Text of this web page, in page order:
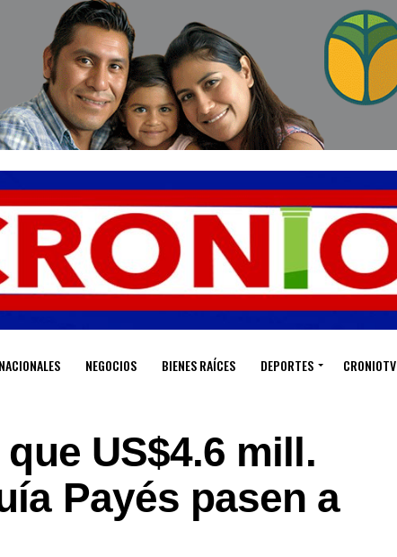
NEGOCIOS BIENES RAÍCES DEPORTES CRONIOTV
US$4.6 mill.
Payés pasen a